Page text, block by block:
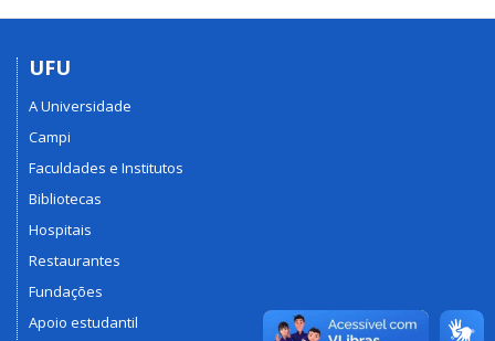
UFU
A Universidade
Campi
Faculdades e Institutos
Bibliotecas
Hospitais
Restaurantes
Fundações
Apoio estudantil